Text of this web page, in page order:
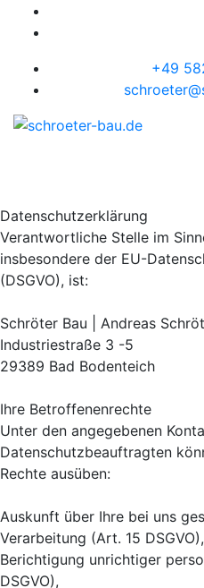
+49
Datenschutzerklärung
Verantwortliche Stelle im
insbesondere der EU-
(DSGVO), ist:
Schröter Bau | Andreas
Industriestraße 3 -5
29389 Bad Bodenteich
Ihre Betroffenenrechte
Unter den angegebenen
Datenschutzbeauftragten
Rechte ausüben:
Auskunft über Ihre bei uns
Verarbeitung (Art. 15 DSGVO),
Berichtigung unrichtiger
DSGVO),